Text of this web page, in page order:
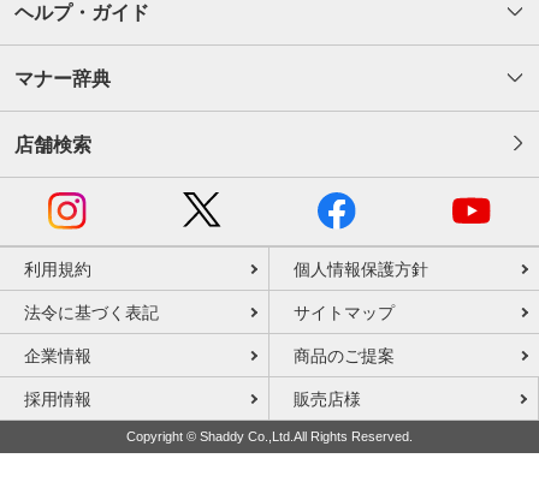
ヘルプ・ガイド
マナー辞典
店舗検索
利用規約 個人情報保護方針
法令に基づく表記 サイトマップ
企業情報 商品のご提案
採用情報 販売店様
Copyright © Shaddy Co.,Ltd.All Rights Reserved.